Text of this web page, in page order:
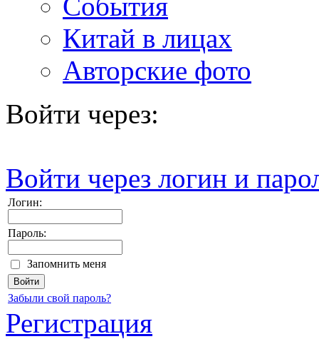
Китай в лицах
Авторские фото
Войти через:
Войти через логин и
Логин:
Пароль:
Запомнить меня
Забыли свой пароль?
Регистрация